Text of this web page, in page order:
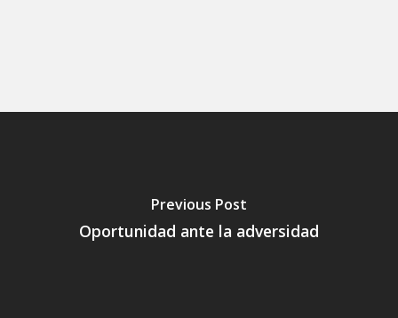
Previous Post
Oportunidad ante la adversidad